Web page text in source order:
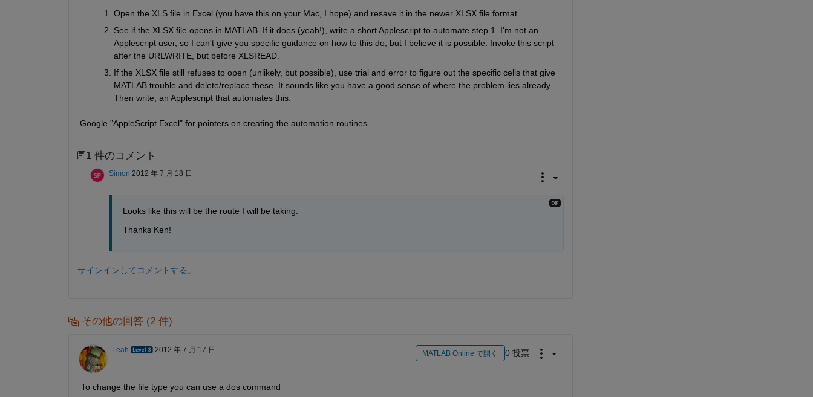
Open the XLS file in Excel (you have this on your Mac, I hope) and resave it in the newer XLSX file format.
See if the XLSX file opens in MATLAB. If it does (yeah!), write a short Applescript to automate step 1. I'm not an
Applescript user, so I can't give you specific guidance on how to this do, but I believe it is possible. Invoke this script
after the URLWRITE, but before XLSREAD.
If the XLSX file still refuses to open (unlikely, but possible), use trial and error to figure out the specific cells that give
MATLAB trouble and delete/replace these. It sounds like you have a good sense of where the problem lies already.
Then write, an Applescript that automates this.
Google "AppleScript Excel" for pointers on creating the automation routines.
1 件のコメント
Simon 2012 年 7 月 18 日
Looks like this will be the route I will be taking.
Thanks Ken!
サインインしてコメントする。
その他の回答 (2 件)
Leah 2012 年 7 月 17 日 MATLAB Online で開く 0 投票
To change the file type you can use a dos command